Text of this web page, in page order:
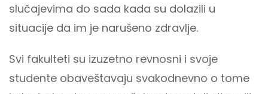
slučajevima do sada kada su dolazili u
situacije da im je narušeno zdravlje.
Svi fakulteti su izuzetno revnosni i svoje
studente obaveštavaju svakodnevno o tome